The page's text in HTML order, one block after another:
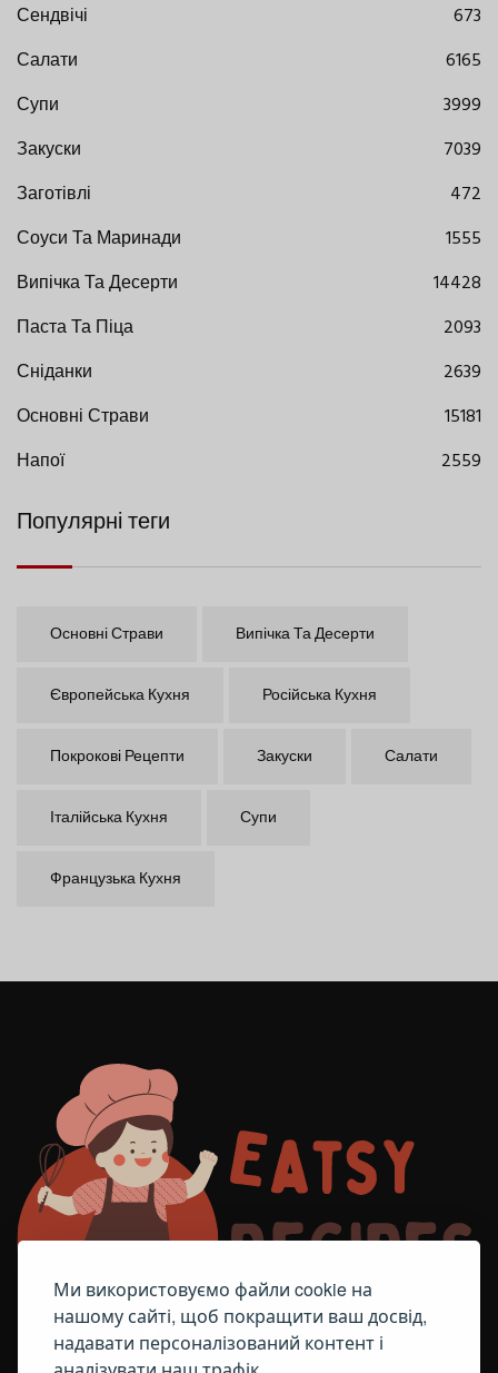
Ми використовуємо файли cookie на
нашому сайті, щоб покращити ваш досвід,
надавати персоналізований контент і
Сендвічі
673
Салати
6165
Супи
3999
Закуски
7039
Заготівлі
472
Соуси Та Маринади
1555
Випічка Та Десерти
14428
Паста Та Піца
2093
Сніданки
2639
Основні Страви
15181
Напої
2559
Популярні теги
Основні Страви Випічка Та Десерти
Європейська Кухня Російська Кухня
Покрокові Рецепти Закуски Салати
Італійська Кухня Супи
Французька Кухня